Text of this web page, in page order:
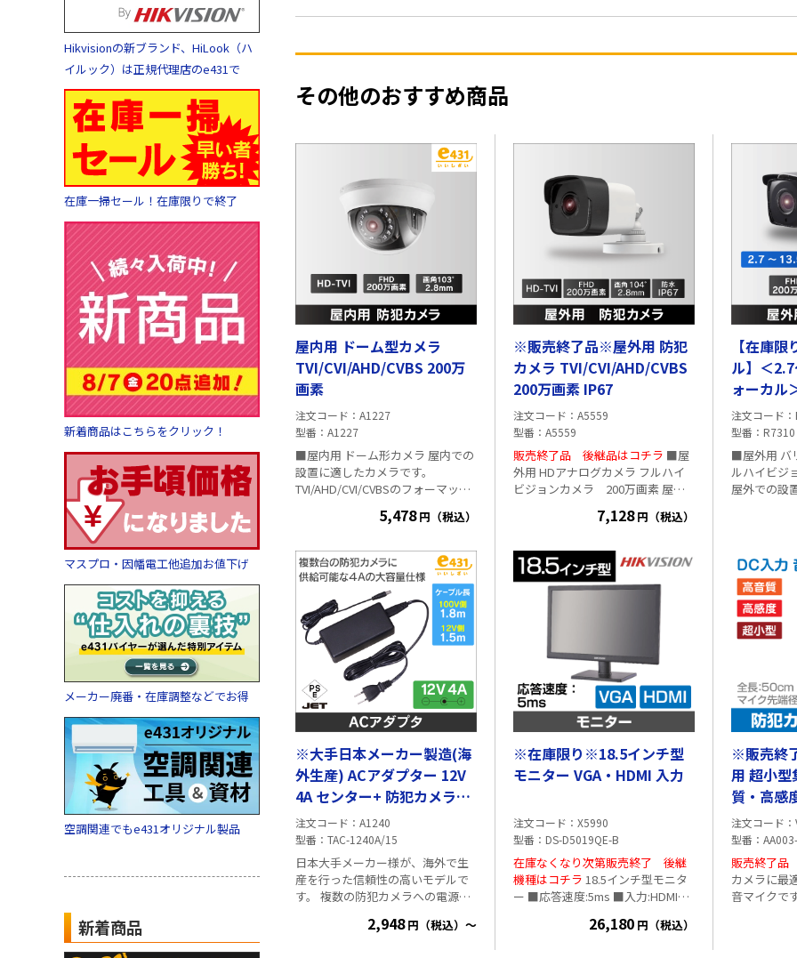
Hikvisionの新ブランド、HiLook（ハ
イルック）は正規代理店のe431で
在庫一掃セール！在庫限りで終了
新着商品はこちらをクリック！
マスプロ・因幡電工他追加お値下げ
メーカー廃番・在庫調整などでお得
空調関連でもe431オリジナル製品
新着商品
その他のおすすめ商品
屋内用 ドーム型カメラ
TVI/CVI/AHD/CVBS 200万
画素
注文コード
A1227
型番
A1227
■屋内用 ドーム形カメラ 屋内での
設置に適したカメラです。
TVI/AHD/CVI/CVBSのフォーマット
2メガピクセル・
固定焦点(画角 103°) DAY&NIGHT
自動(赤外線照射距離 20m) 電源
DC12V・消費電力 4W ■ご注意■
ACアダプタは付属しておりません
別途販売はこちらより
5,478 円（税込）
※販売終了品※屋外用 防犯
カメラ TVI/CVI/AHD/CVBS
200万画素 IP67
注文コード
A5559
型番
A5559
販売終了品 後継品はコチラ
外用 HDアナログカメラ フルハイ
ビジョンカメラ 200万画素 屋外
TVI/AHD/CVI/CVBSのフォーマット
級IP67・CMOS 2メガピクセル
1920x1080p/30fps・レンズ 2.8mm
固定焦点(画角104°) DAY&NIGHT 自
動(赤外線照射距離 20m) 電源
ACアダプタは付属しておりません
別途販売はこちらより
7,128 円（税込）
【在庫
ル】＜
ォーカル
型 TVI/
カメラ
注文コード
型番
R7310
■屋外用 バ
ルハイビジ
屋外での設
操作すること
保護等級
クセル
2.7～
103°)
距離 80m)
ません別途
※大手日本メーカー製造(海
外生産) ACアダプター 12V
4A センター+ 防犯カメラに
最適
注文コード
A1240
型番
TAC-1240A/15
日本大手メーカー様が、海外で生
産を行った信頼性の高いモデルで
す。 複数の防犯カメラへの電源供
2,948 円（税込）～
※在庫限り※18.5インチ型
モニター VGA・HDMI 入力
注文コード
X5990
型番
DS-D5019QE-B
在庫なくなり次第販売終了 後継
機種はコチラ 18.5インチ型モニタ
ー ■応答速度:5ms ■入力:HDMI・
ライト技術 ■ワイド視野角:90°(H)/
26,180 円（税込）
※販売終
用 超小型
質・高感
注文コード
型番
販売終了品
カメラに最
音マイクです。 マイクは